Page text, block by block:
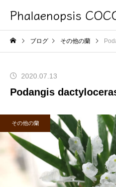
Phalaenopsis
ブログ その他の蘭
2020.07.13
Podangis
その他の蘭